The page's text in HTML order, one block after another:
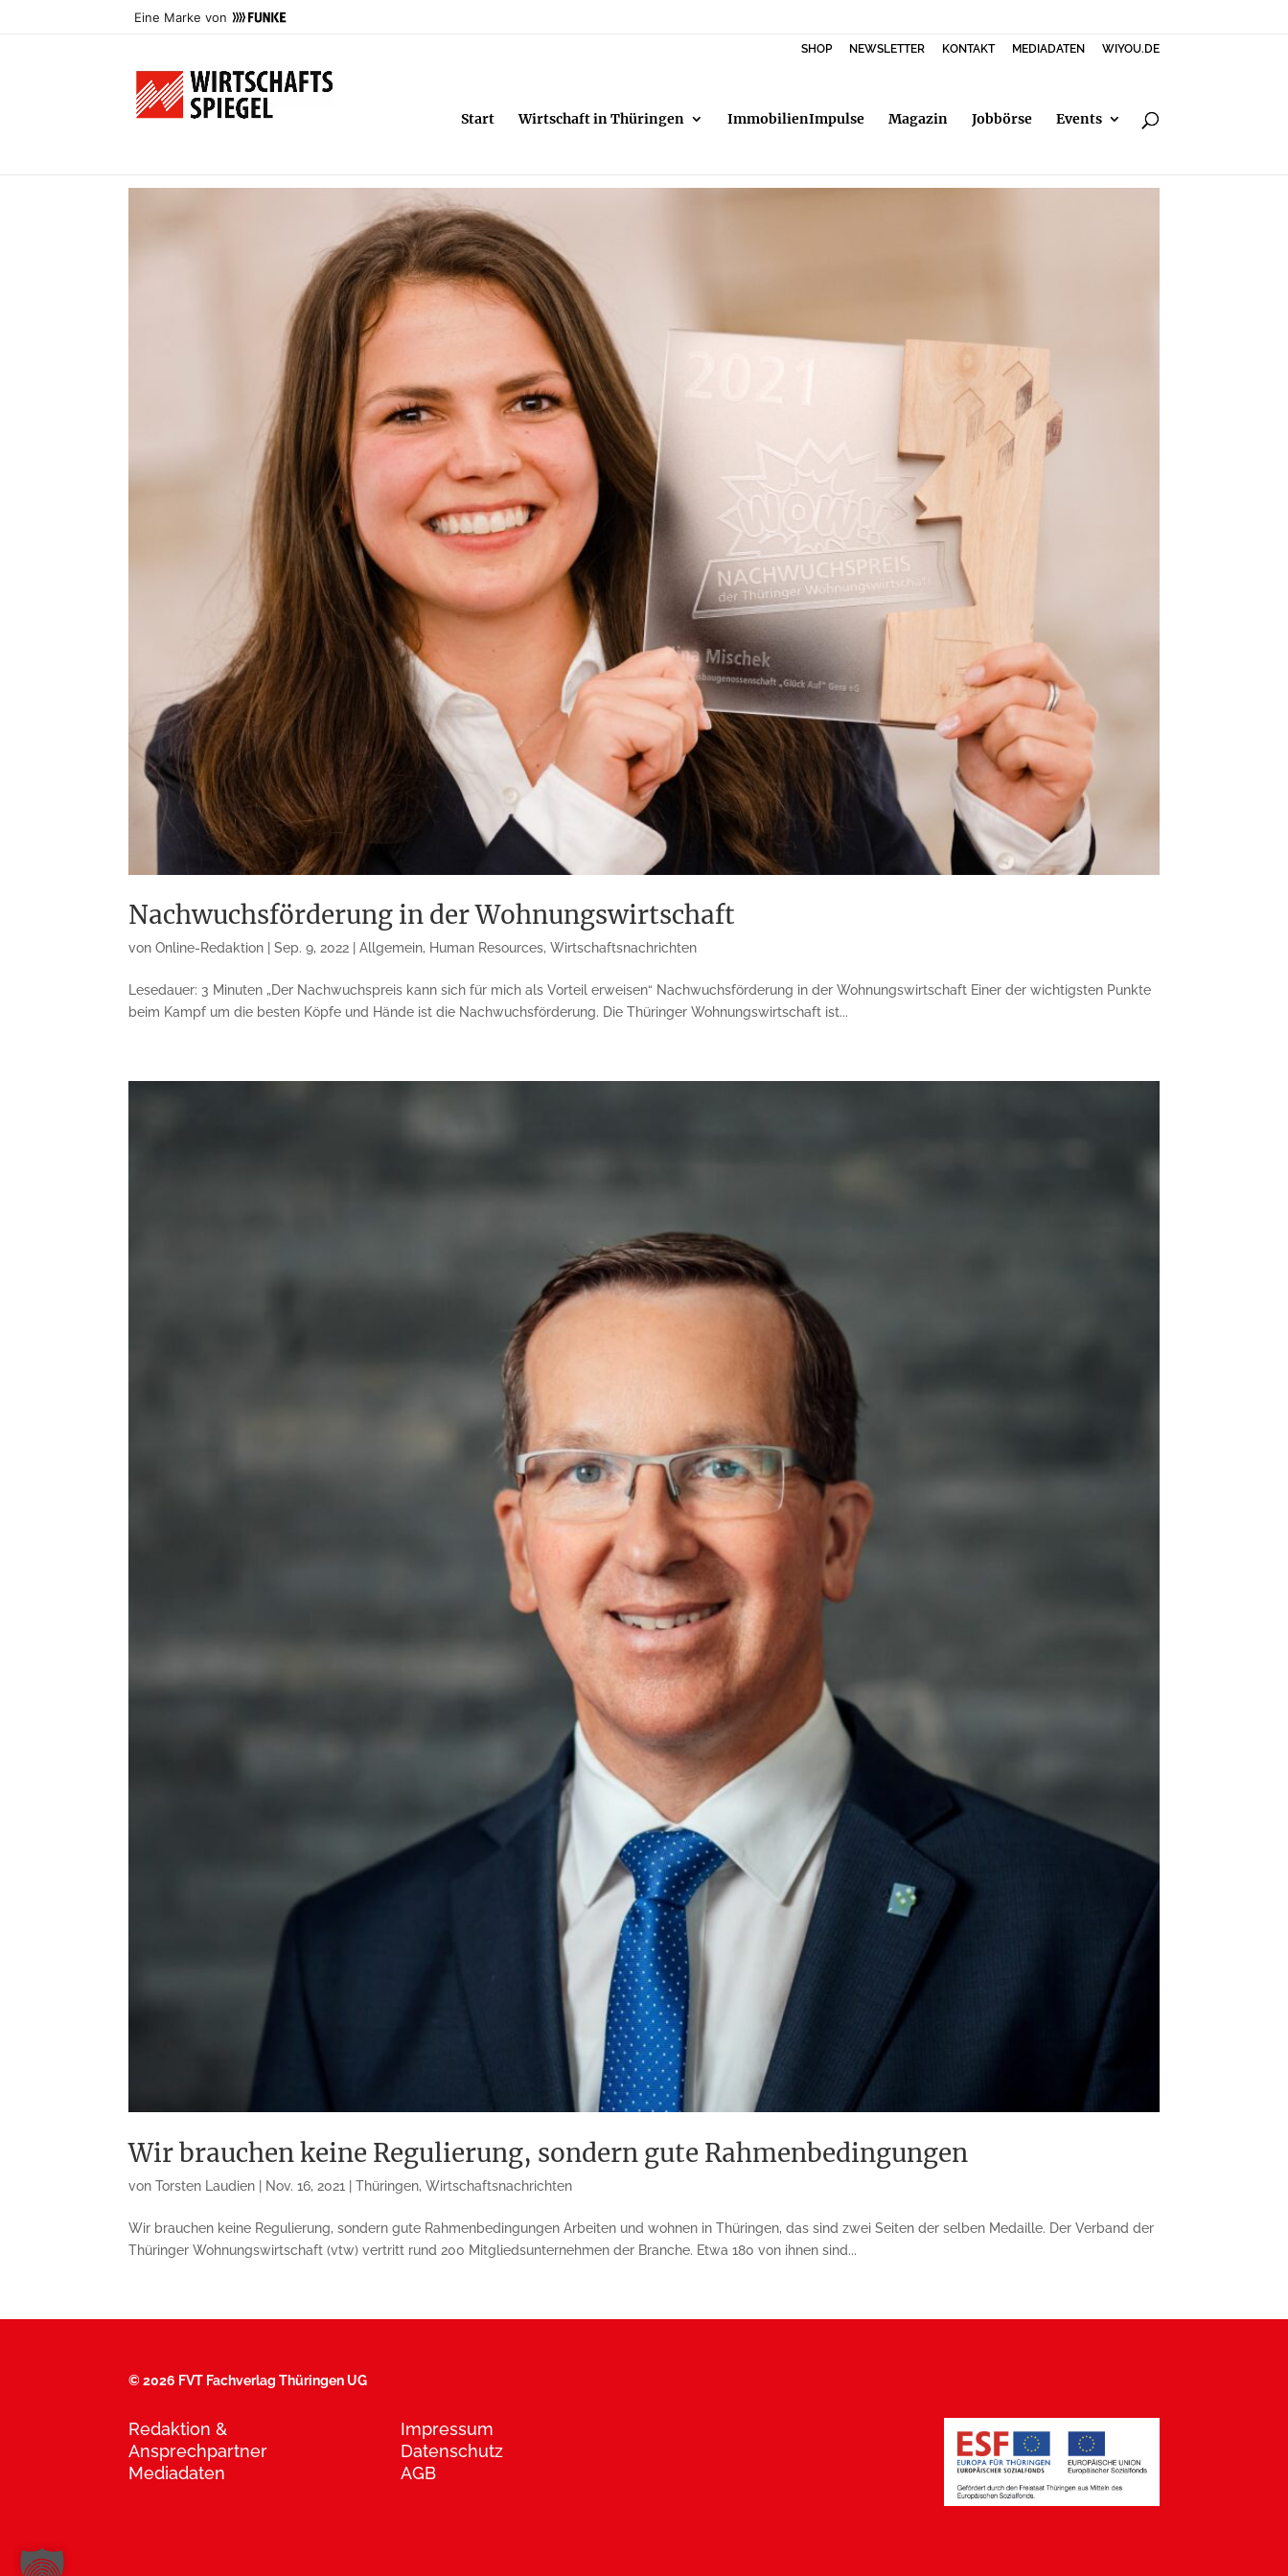
Eine Marke von
SHOP NEWSLETTER KONTAKT MEDIADATEN WIYOU.DE
Start Wirtschaft in Thüringen ImmobilienImpulse Magazin Jobbörse Events
Nachwuchsförderung in der Wohnungswirtschaft
vonOnline-Redaktion |Sep. 9, 2022 |Allgemein, Human Resources,Wirtschaftsnachrichten
Lesedauer: 3 Minuten „Der Nachwuchs­preis kann sich für mich als Vorteil erweisen“ Nachwuchs­förderung in der Wohnungs­wirtschaft Einer der wichtigsten Punkte
beim Kampf um die besten Köpfe und Hände ist die Nachwuchs­förderung. Die Thüringer Wohnungs­wirtschaft ist...
Wir brauchen keine Regulierung, sondern gute Rahmenbedingungen
vonTorsten Laudien | Nov. 16, 2021 |Thüringen,Wirtschaftsnachrichten
Wir brauchen keine Regulierung, sondern gute Rahmenbedingungen Arbeiten und wohnen in Thüringen, das sind zwei Seiten der selben Medaille. Der Verband der
Thüringer Wohnungswirtschaft (vtw) vertritt rund 200 Mitgliedsunternehmen der Branche. Etwa 180 von ihnen sind...
©2026 FVT Fachverlag Thüringen UG
Redaktion &
Ansprechpartner
Mediadaten
Impressum
Datenschutz
AGB